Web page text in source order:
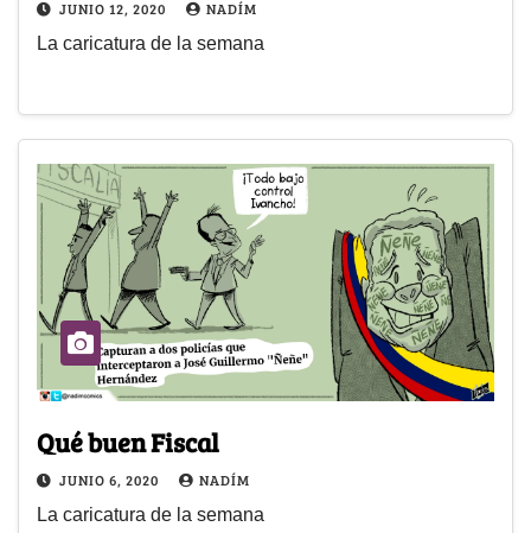
JUNIO 12, 2020 NADÍM
La caricatura de la semana
Qué buen Fiscal
JUNIO 6, 2020 NADÍM
La caricatura de la semana